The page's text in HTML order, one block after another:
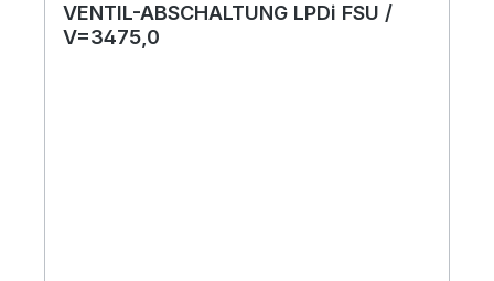
VENTIL-ABSCHALTUNG LPDi FSU /
V=3475,0